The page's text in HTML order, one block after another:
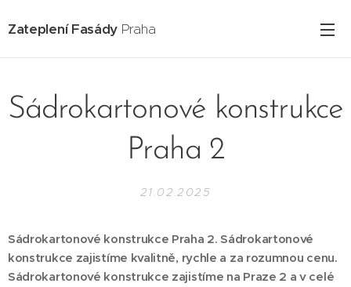
Zateplení Fasády Praha
Sádrokartonové konstrukce
Praha 2
21.02.2025
Sádrokartonové konstrukce Praha 2. Sádrokartonové
konstrukce zajistíme kvalitně, rychle a za rozumnou cenu.
Sádrokartonové konstrukce zajistíme na Praze 2 a v celé